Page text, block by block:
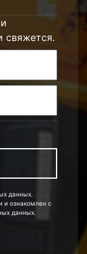
свяжется.
данных.
и ознакомлен с
данных.